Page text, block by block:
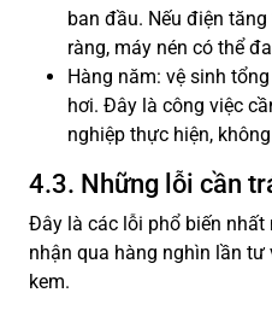
ban đầu. Nếu điện
ràng, máy nén có thể
Hàng năm: vệ sinh
hơi. Đây là công việc
nghiệp thực hiện,
4.3. Những lỗi cần
Đây là các lỗi phổ biến nhất
nhận qua hàng nghìn lần tư
kem.